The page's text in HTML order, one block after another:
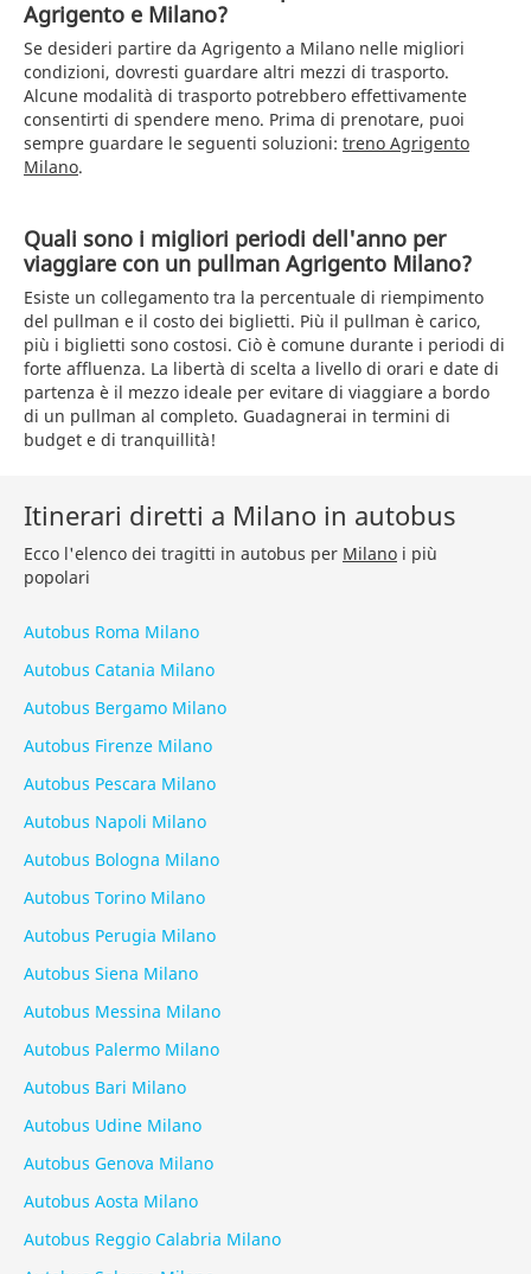
Agrigento e Milano?
Se desideri partire da Agrigento a Milano nelle migliori
condizioni, dovresti guardare altri mezzi di trasporto.
Alcune modalità di trasporto potrebbero effettivamente
consentirti di spendere meno. Prima di prenotare, puoi
sempre guardare le seguenti soluzioni: treno Agrigento
Milano.
Quali sono i migliori periodi dell'anno per
viaggiare con un pullman Agrigento Milano?
Esiste un collegamento tra la percentuale di riempimento
del pullman e il costo dei biglietti. Più il pullman è carico,
più i biglietti sono costosi. Ciò è comune durante i periodi di
forte affluenza. La libertà di scelta a livello di orari e date di
partenza è il mezzo ideale per evitare di viaggiare a bordo
di un pullman al completo. Guadagnerai in termini di
budget e di tranquillità!
Itinerari diretti a Milano in autobus
Ecco l'elenco dei tragitti in autobus per Milano i più
popolari
Autobus Roma Milano
Autobus Catania Milano
Autobus Bergamo Milano
Autobus Firenze Milano
Autobus Pescara Milano
Autobus Napoli Milano
Autobus Bologna Milano
Autobus Torino Milano
Autobus Perugia Milano
Autobus Siena Milano
Autobus Messina Milano
Autobus Palermo Milano
Autobus Bari Milano
Autobus Udine Milano
Autobus Genova Milano
Autobus Aosta Milano
Autobus Reggio Calabria Milano